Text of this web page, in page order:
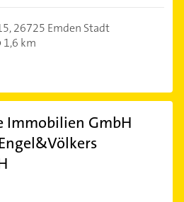
26725 Emden Stadt
1,6 km
Immobilien GmbH